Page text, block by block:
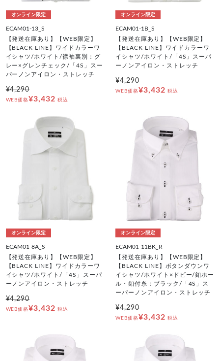
オンライン限定
ECAM01-13_S
【発送在庫あり】【WEB限定】
【BLACK LINE】ワイドカラーワ
イシャツ/ホワイト/襟袖裏別：グ
レー×グレンチェック/「4S」スー
パーノンアイロン・ストレッチ
¥4,290
WEB価格¥3,432 税込
オンライン限定
ECAM01-1B_S
【発送在庫あり】【WEB限定】
【BLACK LINE】ワイドカラーワ
イシャツ/ホワイト/「4S」スーパ
ーノンアイロン・ストレッチ
¥4,290
WEB価格¥3,432 税込
オンライン限定
ECAM01-8A_S
【発送在庫あり】【WEB限定】
【BLACK LINE】ワイドカラーワ
イシャツ/ホワイト/「4S」スーパ
ーノンアイロン・ストレッチ
¥4,290
WEB価格¥3,432 税込
オンライン限定
ECAM01-11BK_R
【発送在庫あり】【WEB限定】
【BLACK LINE】ボタンダウンワ
イシャツ/ホワイト×ドビー/釦ホー
ル・釦付糸：ブラック/「4S」ス
ーパーノンアイロン・ストレッチ
¥4,290
WEB価格¥3,432 税込